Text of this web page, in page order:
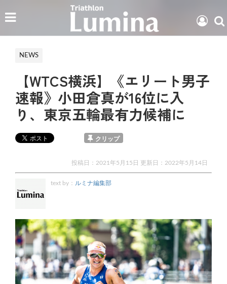
NEWS
【WTCS横浜】《エリート男子
速報》小田倉真が16位に入
り、東京五輪最有力候補に
クリップ
投稿日：2021年5月15日 更新日： 2022年5月14日
text by： ルミナ編集部